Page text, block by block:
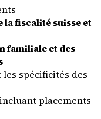
fiscalité suisse et
familiale et des
spécificités des
incluant placements